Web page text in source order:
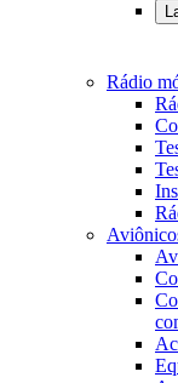
Rádio